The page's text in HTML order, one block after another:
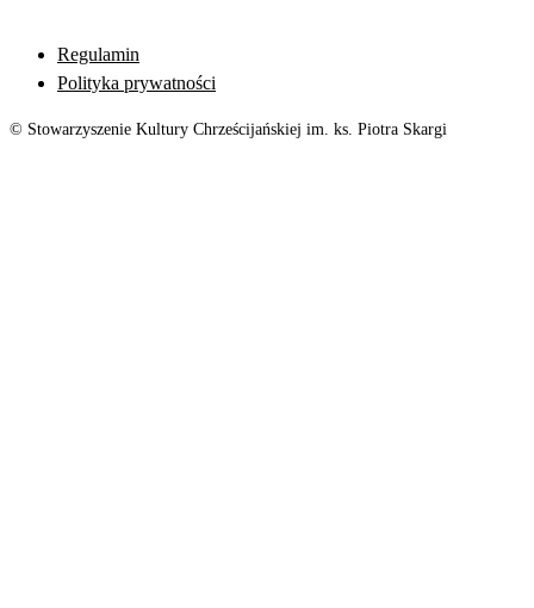
Regulamin
Polityka prywatności
© Stowarzyszenie Kultury Chrześcijańskiej im. ks. Piotra Skargi